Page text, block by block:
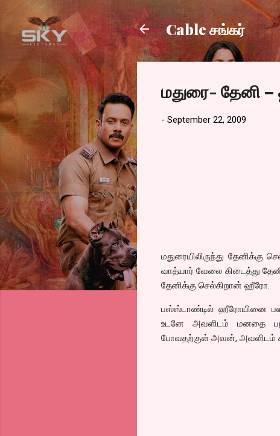
Cable சங்கர்
மதுரை- தேனி
- September 22, 2009
மதுரையிலிருந்து
வாத்யார் வேலை கிடைத்து
தேனிக்கு செல்கிறான் ஹீரோ.
பஸ்ஸ்டாண்டில் ஹீரோயினை பஸ்
உடனே அவளிடம் மனதை
போவதற்குள் அவன், அவளிடம்